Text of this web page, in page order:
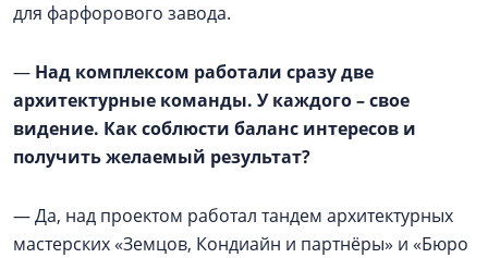
для фарфорового завода.
— Над комплексом работали сразу две
архитектурные команды. У каждого – свое
видение. Как соблюсти баланс интересов и
получить желаемый результат?
— Да, над проектом работал тандем архитектурных
мастерских «Земцов, Кондиайн и партнёры» и «Бюро